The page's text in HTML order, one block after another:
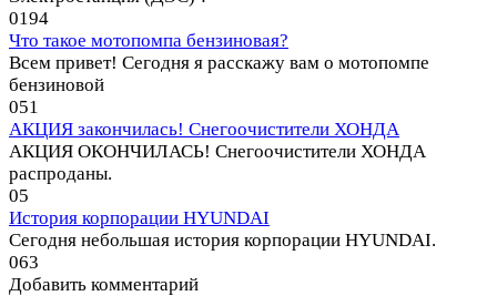
0194
Что такое мотопомпа бензиновая?
Всем привет! Сегодня я расскажу вам о мотопомпе
бензиновой
051
АКЦИЯ закончилась! Снегоочистители ХОНДА
АКЦИЯ ОКОНЧИЛАСЬ! Снегоочистители ХОНДА
распроданы.
05
История корпорации HYUNDAI
Сегодня небольшая история корпорации HYUNDAI.
063
Добавить комментарий